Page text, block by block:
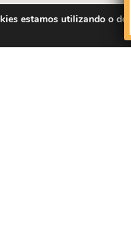
estamos utilizando o